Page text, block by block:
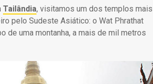
Tailândia, visitamos um dos templos mais
pelo Sudeste Asiático: o Wat Phrathat
de uma montanha, a mais de mil metros